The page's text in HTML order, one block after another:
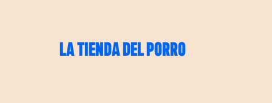
LA TIENDA DEL PORRO